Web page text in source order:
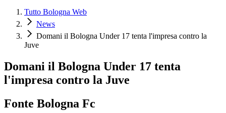
Tutto Bologna Web
News
Domani il Bologna Under 17 tenta l'impresa contro la
Juve
Domani il Bologna Under 17 tenta
l'impresa contro la Juve
Fonte Bologna Fc